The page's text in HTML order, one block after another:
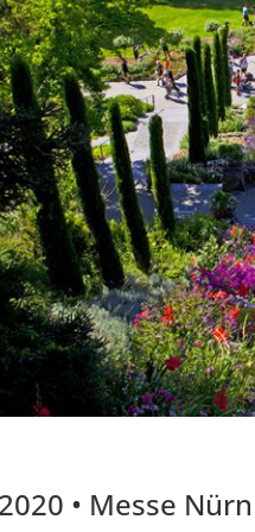
• Messe